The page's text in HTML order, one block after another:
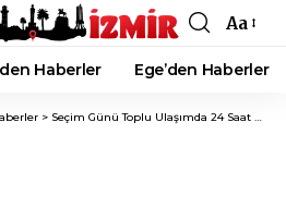
Font
Resizer
Aa
Haberler Ege’den Haberler
> Seçim Günü Toplu Ulaşımda 24 Saat Mesai Var!